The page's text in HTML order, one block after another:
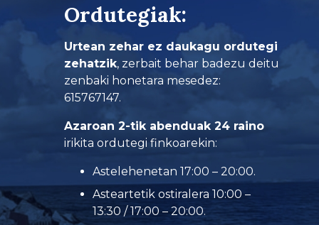
Ordutegiak:
Urtean zehar ez daukagu ordutegi
zehatzik, zerbait behar badezu deitu
zenbaki honetara mesedez:
615767147.
Azaroan 2-tik abenduak 24 raino
irikita ordutegi finkoarekin:
Astelehenetan 17:00 – 20:00.
Asteartetik ostiralera 10:00 –
13:30 / 17:00 – 20:00.